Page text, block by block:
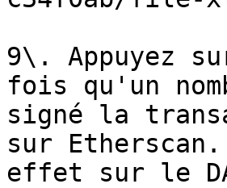
9\. Appuyez
fois qu'un
signé la
sur
effet sur le